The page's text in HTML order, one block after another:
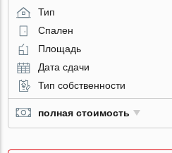
Тип
Спален
Площадь
Дата сдачи
Тип собственности
полная стоимость